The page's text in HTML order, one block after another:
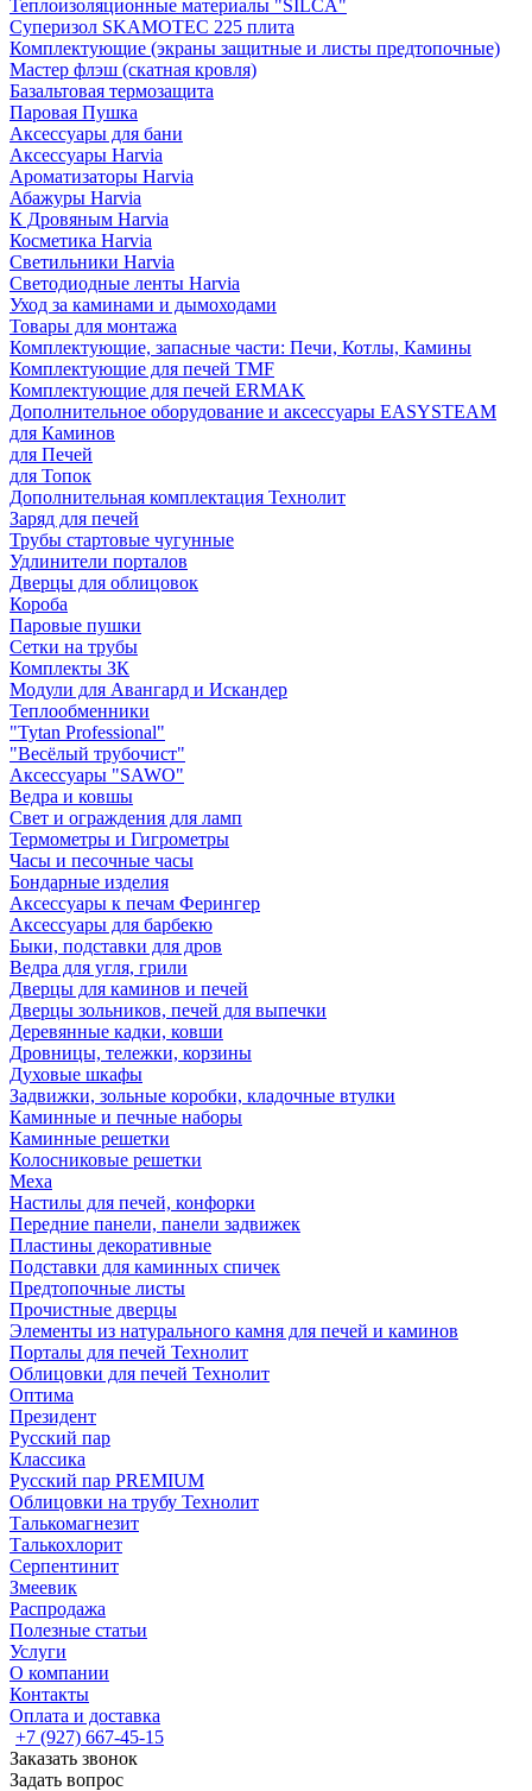
Теплоизоляционные материалы "SILCA"
Суперизол SKAMOTEC 225 плита
Комплектующие (экраны защитные и листы предтопочные)
Мастер флэш (скатная кровля)
Базальтовая термозащита
Паровая Пушка
Аксессуары для бани
Аксессуары Harvia
Ароматизаторы Harvia
Абажуры Harvia
К Дровяным Harvia
Косметика Harvia
Светильники Harvia
Светодиодные ленты Harvia
Уход за каминами и дымоходами
Товары для монтажа
Комплектующие, запасные части: Печи, Котлы, Камины
Комплектующие для печей TMF
Комплектующие для печей ERMAK
Дополнительное оборудование и аксессуары EASYSTEAM
для Каминов
для Печей
для Топок
Дополнительная комплектация Технолит
Заряд для печей
Трубы стартовые чугунные
Удлинители порталов
Дверцы для облицовок
Короба
Паровые пушки
Сетки на трубы
Комплекты ЗК
Модули для Авангард и Искандер
Теплообменники
"Tytan Professional"
"Весёлый трубочист"
Аксессуары "SAWO"
Ведра и ковшы
Свет и ограждения для ламп
Термометры и Гигрометры
Часы и песочные часы
Бондарные изделия
Аксессуары к печам Ферингер
Аксессуары для барбекю
Быки, подставки для дров
Ведра для угля, грили
Дверцы для каминов и печей
Дверцы зольников, печей для выпечки
Деревянные кадки, ковши
Дровницы, тележки, корзины
Духовые шкафы
Задвижки, зольные коробки, кладочные втулки
Каминные и печные наборы
Каминные решетки
Колосниковые решетки
Меха
Настилы для печей, конфорки
Передние панели, панели задвижек
Пластины декоративные
Подставки для каминных спичек
Предтопочные листы
Прочистные дверцы
Элементы из натурального камня для печей и каминов
Порталы для печей Технолит
Облицовки для печей Технолит
Оптима
Президент
Русский пар
Классика
Русский пар PREMIUM
Облицовки на трубу Технолит
Талькомагнезит
Талькохлорит
Серпентинит
Змеевик
Распродажа
Полезные статьи
Услуги
О компании
Контакты
Оплата и доставка
+7 (927) 667-45-15
Заказать звонок
Задать вопрос